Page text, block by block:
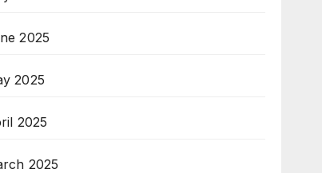
2025
2025
2025
2025